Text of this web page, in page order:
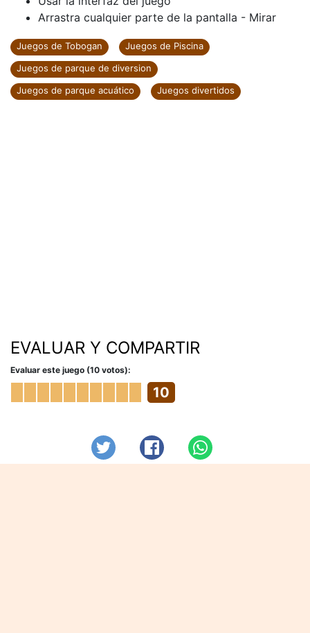
Arrastra cualquier parte de la pantalla - Mirar
Juegos de Tobogan
Juegos de Piscina
Juegos de parque de diversion
Juegos de parque acuático
Juegos divertidos
EVALUAR Y COMPARTIR
Evaluar este juego (10 votos):
10